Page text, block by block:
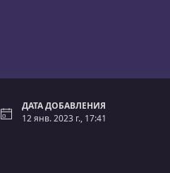
ДАТА ДОБАВЛЕНИЯ
12 янв. 2023 г., 17:41